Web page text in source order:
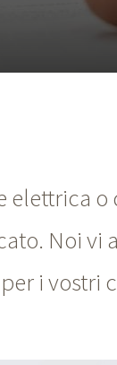
elettrica o
Noi vi
i vostri